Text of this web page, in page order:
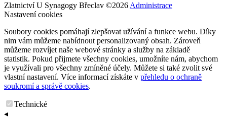
Zlatnictví U Synagogy Břeclav ©2026 Administrace
Nastavení cookies
Soubory cookies pomáhají zlepšovat užívání a funkce webu. Díky
nim vám můžeme nabídnout personalizovaný obsah. Zároveň
můžeme rozvíjet naše webové stránky a služby na základě
statistik. Pokud přijmete všechny cookies, umožníte nám, abychom
je využívali pro všechny zmíněné účely. Můžete si také zvolit své
vlastní nastavení. Více informací získáte v přehledu o ochraně
soukromí a správě cookies.
Technické
◂